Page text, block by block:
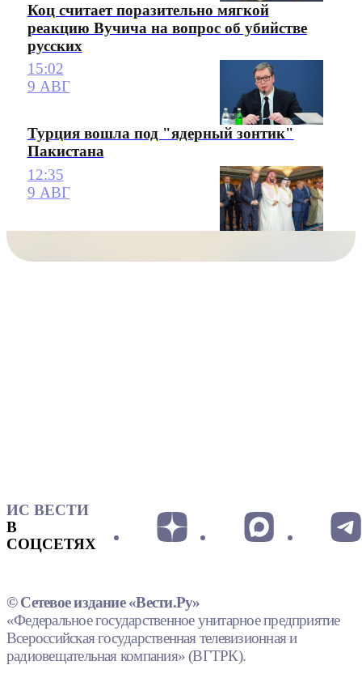
Коц считает поразительно мягкой
реакцию Вучича на вопрос об убийстве
русских
15:02
9 АВГ
Турция вошла под "ядерный зонтик"
Пакистана
12:35
9 АВГ
ИС ВЕСТИ
В
СОЦСЕТЯХ
© Сетевое издание «Вести.Ру»
«Федеральное государственное унитарное предприятие
Всероссийская государственная телевизионная и
радиовещательная компания» (ВГТРК).